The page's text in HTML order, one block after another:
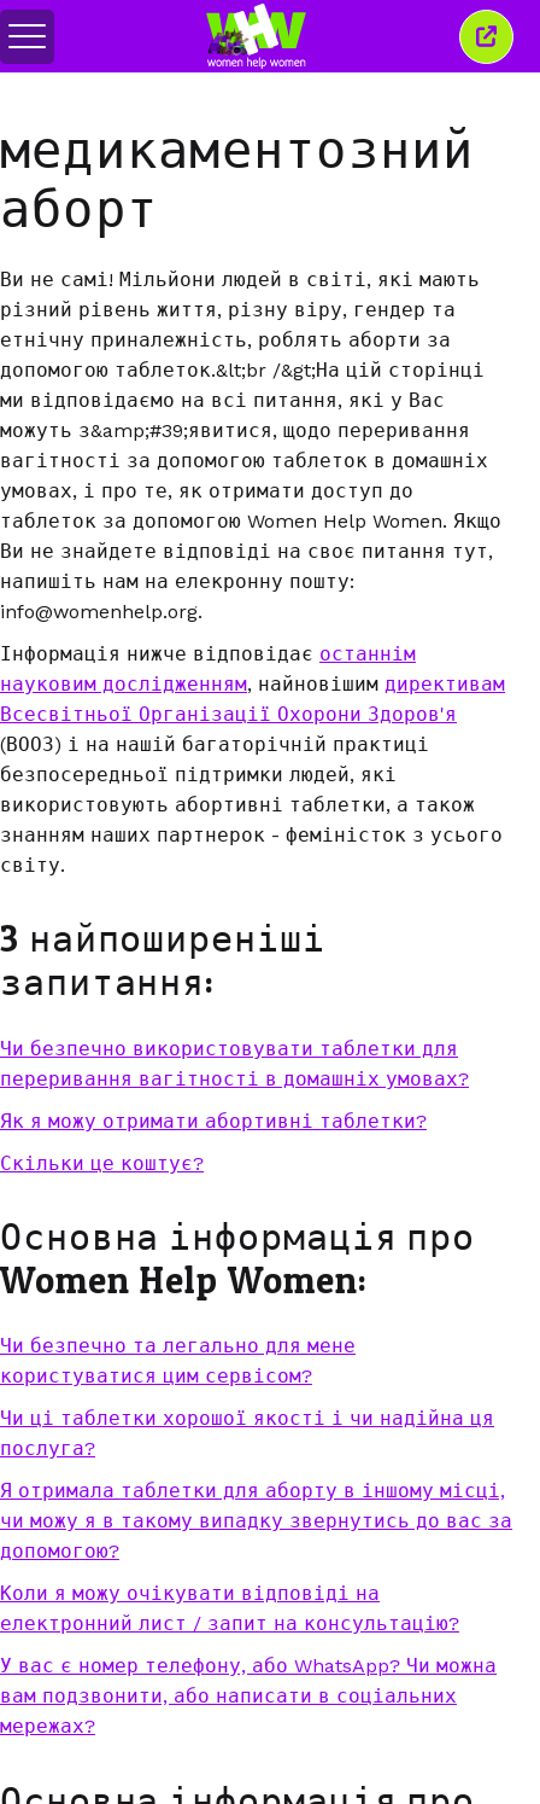
Перемкнути
меню
це
медикаментозний
аборт
Ви не самі! Мільйони людей в світі, які мають
різний рівень життя, різну віру, гендер та
етнічну приналежність, роблять аборти за
допомогою таблеток.&lt;br /&gt;На цій сторінці
ми відповідаємо на всі питання, які у Вас
можуть з&amp;#39;явитися, щодо переривання
вагітності за допомогою таблеток в домашніх
умовах, і про те, як отримати доступ до
таблеток за допомогою Women Help Women. Якщо
Ви не знайдете відповіді на своє питання тут,
напишіть нам на елекронну пошту:
info@womenhelp.org.
Інформація нижче відповідає останнім
науковим дослідженням, найновішим директивам
Всесвітньої Організації Охорони Здоров'я
(ВООЗ) і на нашій багаторічній практиці
безпосередньої підтримки людей, які
використовують абортивні таблетки, а також
знанням наших партнерок - феміністок з усього
світу.
3 найпоширеніші
запитання:
Чи безпечно використовувати таблетки для
переривання вагітності в домашніх умовах?
Як я можу отримати абортивні таблетки?
Скільки це коштує?
Основна інформація про
Women Help Women:
Чи безпечно та легально для мене
користуватися цим сервісом?
Чи ці таблетки хорошої якості і чи надійна ця
послуга?
Я отримала таблетки для аборту в іншому місці,
чи можу я в такому випадку звернутись до вас за
допомогою?
Коли я можу очікувати відповіді на
електронний лист / запит на консультацію?
У вас є номер телефону, або WhatsApp? Чи можна
вам подзвонити, або написати в соціальних
мережах?